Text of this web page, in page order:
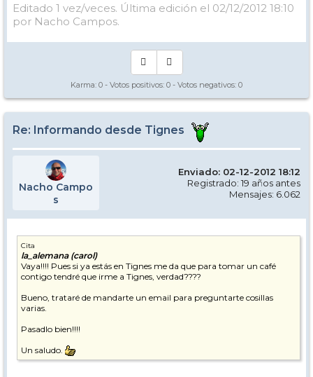
Editado 1 vez/veces. Última edición el 02/12/2012 18:10
por Nacho Campos.
Karma: 0 - Votos positivos: 0 - Votos negativos: 0
Re: Informando desde Tignes
Nacho Campo
s
Enviado: 02-12-2012 18:12
Registrado: 19 años antes
Mensajes: 6.062
Cita
la_alemana (carol)
Vaya!!!! Pues si ya estás en Tignes me da que para tomar un café
contigo tendré que irme a Tignes, verdad????
Bueno, trataré de mandarte un email para preguntarte cosillas
varias.
Pasadlo bien!!!!
Un saludo.